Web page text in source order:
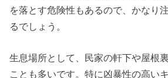
を落とす危険性もあるので、かなり
るでしょう。
生息場所として、民家の軒下や屋根
ことも多いです。特に凶暴性の高い